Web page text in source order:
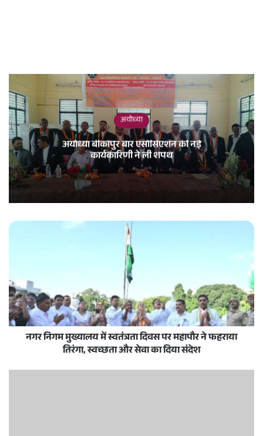
अयोध्या
अयोध्या बीकापुर बार एसोसिएशन की नई
कार्यकारिणी ने ली शपथ
नगर निगम मुख्यालय में स्वतंत्रता दिवस पर महापौर ने फहराया
तिरंगा, स्वच्छता और सेवा का दिया संदेश